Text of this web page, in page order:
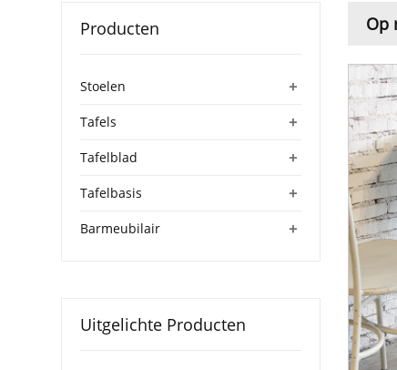
Op
Producten
+
Stoelen
+
Tafels
+
Tafelblad
+
Tafelbasis
+
Barmeubilair
Uitgelichte Producten